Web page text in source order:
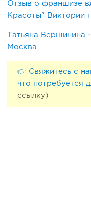
Отзыв о франшизе
Красоты" Виктории
Татьяна Вершинина
Москва
👉 Свяжитесь с
что потребуется
ссылку)